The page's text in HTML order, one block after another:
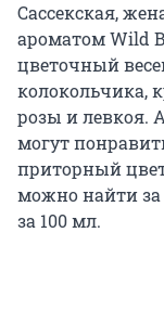
Сассекская,
ароматом Wild
цветочный
колокольчика,
розы и левкоя.
могут
приторный
можно найти за
за 100 мл.